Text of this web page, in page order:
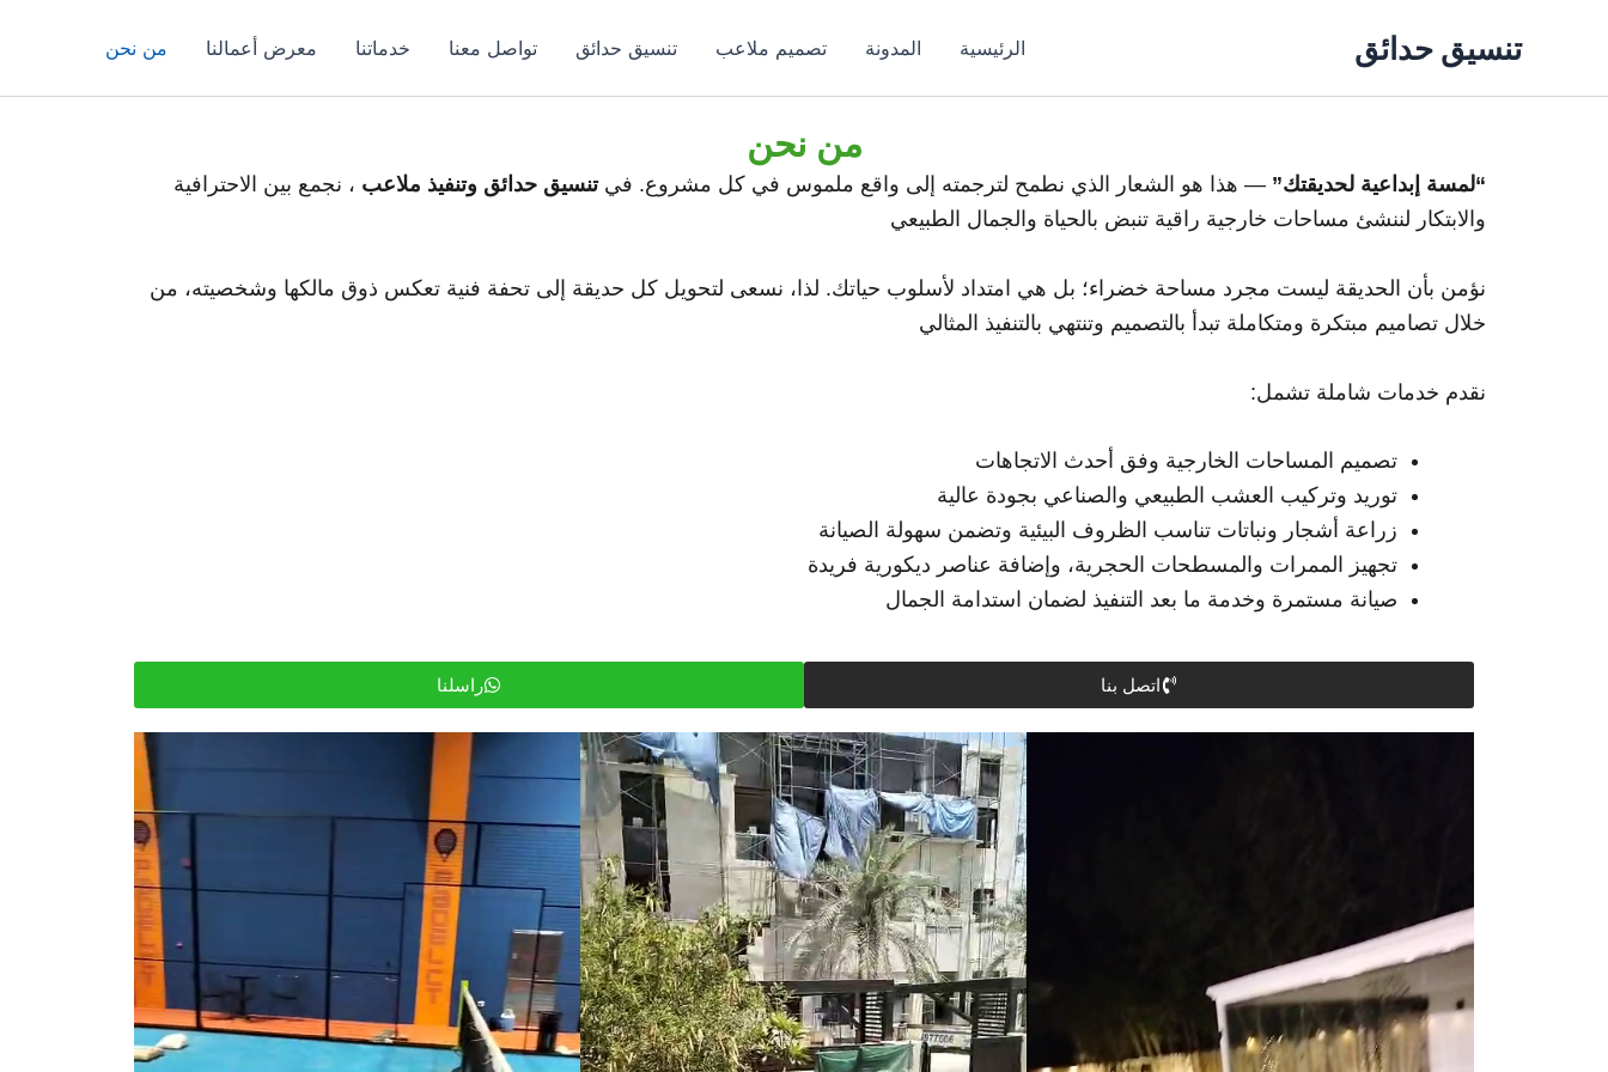
تنسيق حدائق الرئيسية المدونة تصميم ملاعب تنسيق حدائق تواصل معنا خدماتنا معرض أعمالنا من نحن
من نحن
“لمسة إبداعية لحديقتك” — هذا هو الشعار الذي نطمح لترجمته إلى واقع ملموس في كل مشروع. فيتنسيق حدائق وتنفيذ ملاعب ، نجمع بين الاحترافية
والابتكار لننشئ مساحات خارجية راقية تنبض بالحياة والجمال الطبيعي
نؤمن بأن الحديقة ليست مجرد مساحة خضراء؛ بل هي امتداد لأسلوب حياتك. لذا، نسعى لتحويل كل حديقة إلى تحفة فنية تعكس ذوق مالكها وشخصيته، من
خلال تصاميم مبتكرة ومتكاملة تبدأ بالتصميم وتنتهي بالتنفيذ المثالي
نقدم خدمات شاملة تشمل:
تصميم المساحات الخارجية وفق أحدث الاتجاهات
توريد وتركيب العشب الطبيعي والصناعي بجودة عالية
زراعة أشجار ونباتات تناسب الظروف البيئية وتضمن سهولة الصيانة
تجهيز الممرات والمسطحات الحجرية، وإضافة عناصر ديكورية فريدة
صيانة مستمرة وخدمة ما بعد التنفيذ لضمان استدامة الجمال
اتصل بنا راسلنا